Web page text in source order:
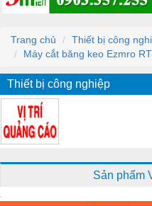
Trang chủ
Thiết bị công
Máy cắt băng keo Ezmro
Thiết bị công nghiệp
Sản phẩm